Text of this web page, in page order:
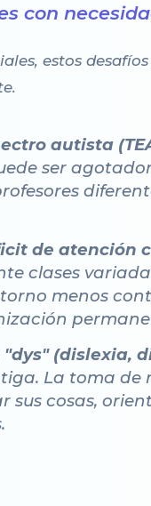
con
estos
autista
ser
de atención
clases
menos
(dislexia,
La toma
cosas,